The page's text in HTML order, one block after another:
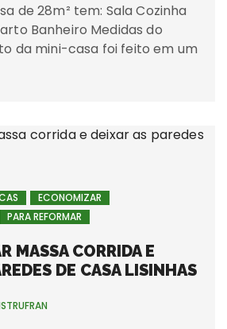
de 28m² tem: Sala Cozinha
Banheiro Medidas do
da mini-casa foi feito em um
ECONOMIZAR
PARA REFORMAR
MASSA CORRIDA E
DE CASA LISINHAS